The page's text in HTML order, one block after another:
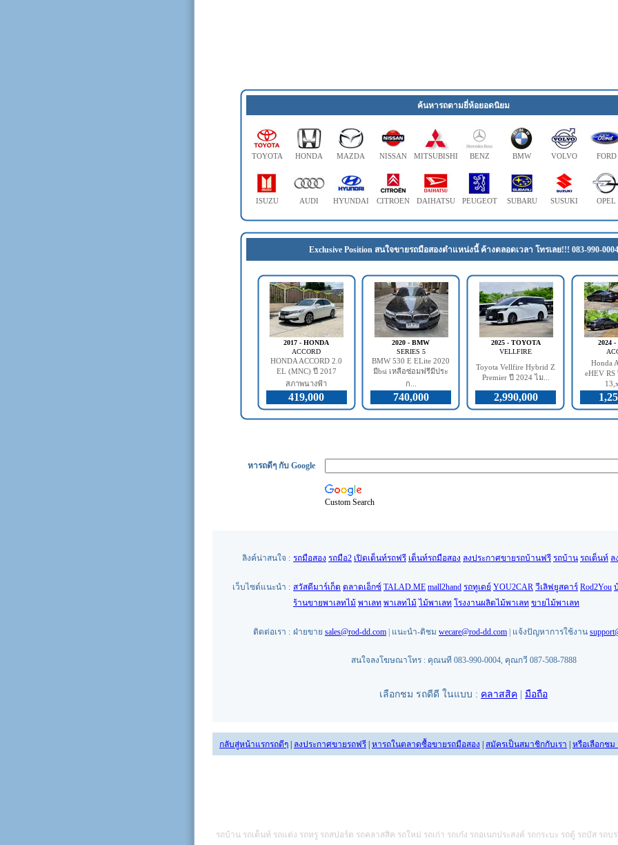
ค้นหารถตามยี่ห้อยอดนิยม
TOYOTA HONDA MAZDA NISSAN MITSUBISHI BENZ BMW VOLVO FORD
ISUZU AUDI HYUNDAI CITROEN DAIHATSU PEUGEOT SUBARU SUSUKI OPEL
Exclusive Position สนใจขายรถมือสองตำแหน่งนี้ ค้างตลอดเวลา โทรเลย!!! 083-990-0004
2017 - HONDA
ACCORD
HONDA ACCORD 2.0
EL (MNC) ปี 2017
สภาพนางฟ้า
419,000
2020 - BMW
SERIES 5
BMW 530 E ELite 2020
มีbsi เหลือซ่อมฟรีมีประ
ก...
740,000
2025 - TOYOTA
VELLFIRE
Toyota Vellfire Hybrid Z
Premier ปี 2024 ไม...
2,990,000
2024
Honda
eHEV
หารถดีๆ กับ Google
Custom Search
ลิงค์น่าสนใจ : รถมือสอง รถมือ2 เปิดเต็นท์รถฟรี เต็นท์รถมือสอง ลงประกาศขายรถบ้านฟรี รถบ้าน รถเต็นท์ ล
เว็บไซต์แนะนำ : สวัสดีมาร์เก็ต ตลาดเอ็กซ์ TALAD.ME mall2hand รถทูเดย์ YOU2CAR วีเลิฟยูสคาร์ Rod2You
ร้านขายพาเลทไม้ พาเลท พาเลทไม้ ไม้พาเลท โรงงานผลิตไม้พาเลท ขายไม้พาเลท
ติดต่อเรา : ฝ่ายขาย sales@rod-dd.com | แนะนำ-ติชม wecare@rod-dd.com | แจ้งปัญหาการใช้งาน
สนใจลงโฆษณาโทร : คุณนที 083-990-0004, คุณกวี 087-508-7888
เลือกชม รถดีดี ในแบบ : คลาสสิค มือถือ
กลับสู่หน้าแรกรถดีๆ ลงประกาศขายรถฟรี หารถในตลาดซื้อขายรถมือสอง สมัครเป็นสมาชิกกับเรา หรือเลือกชม
รถบ้าน รถเต็นท์ รถแต่ง รถหรู รถสปอร์ต รถคลาสสิค รถใหม่ รถเก่า รถเก๋ง รถอเนกประสงค์ รถกระบะ รถตู้ รถบัส รถบ